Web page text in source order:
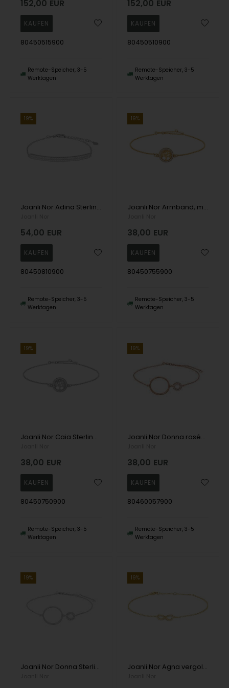
152,00 EUR
80450515900
Remote-Speicher, 3-5
Werktagen
152,00 EUR
80450510900
Remote-Speicher, 3-5
Werktagen
19%
Joanli Nor Adina Sterlingsilberarmband mit polierter Oberfläche
54,00 EUR
80450810900
Remote-Speicher, 3-5
Werktagen
19%
Joanli Nor Armband, model 845075-3
38,00 EUR
80450755900
Remote-Speicher, 3-5
Werktagen
19%
Joanli Nor Caia Sterlingsilber-Armband mit glänzender Oberfläche
38,00 EUR
80450750900
Remote-Speicher, 3-5
Werktagen
19%
Joanli Nor Donna rosé-vergoldetes Sterling Silber Armband mit glänzender Oberfläche
38,00 EUR
80460057900
Remote-Speicher, 3-5
Werktagen
19%
Joanli Nor Donna Sterling Silber Armband mit glänzender Oberfläche
19%
Joanli Nor Agna vergoldetes Sterlingsilberarmband mit polierter Oberfläche